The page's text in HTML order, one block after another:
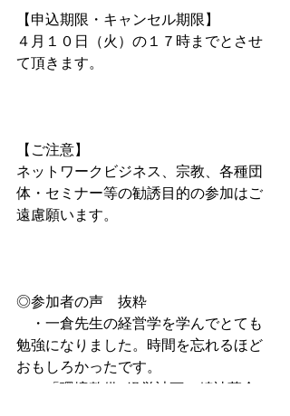
【申込期限・キャンセル期限】
４月１０日（火）の１７時までとさせ
て頂きます。
【ご注意】
ネットワークビジネス、宗教、各種団
体・セミナー等の勧誘目的の参加はご
遠慮願います。
◎参加者の声　抜粋
・一倉先生の経営学を学んでとても
勉強になりました。時間を忘れるほど
おもしろかったです。
・「環境整備×経営計画＝精神革命」